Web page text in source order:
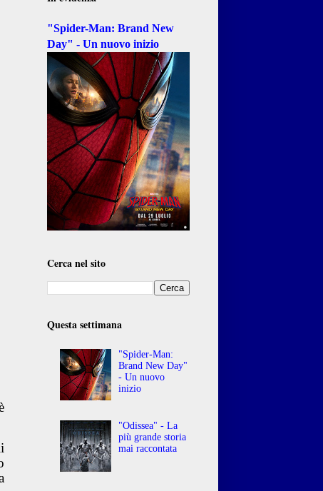
"Spider-Man: Brand New
Day" - Un nuovo inizio
Cerca nel sito
Questa settimana
"Spider-Man:
Brand New Day"
- Un nuovo
inizio
"Odissea" - La
più grande storia
mai raccontata